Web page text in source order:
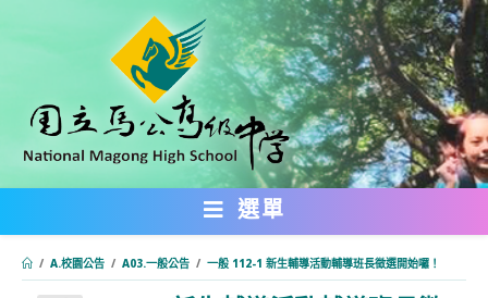
內
選單
/ A.校園公告 / A03.一般公告 / ⼀般 112-1 新生輔導活動輔導班長徵選開始囉！